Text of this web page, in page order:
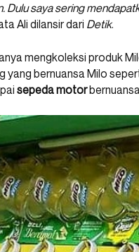
Dulu saya sering
Ali dilansir dari Detik.
mengkoleksi produk
yang bernuansa Milo
sepeda motor